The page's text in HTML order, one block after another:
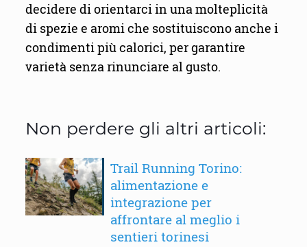
decidere di orientarci in una molteplicità
di spezie e aromi che sostituiscono anche i
condimenti più calorici, per garantire
varietà senza rinunciare al gusto.
Non perdere gli altri articoli:
Trail Running Torino:
alimentazione e
integrazione per
affrontare al meglio i
sentieri torinesi